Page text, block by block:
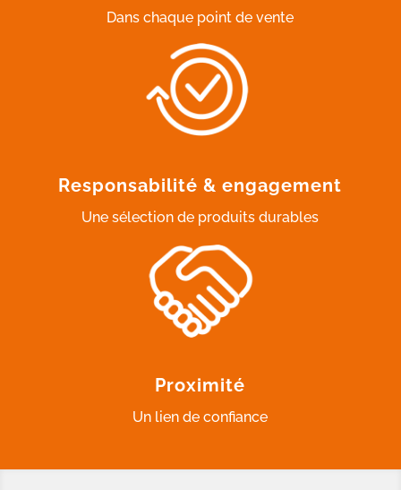
Dans chaque point de vente
Responsabilité & engagement
Une sélection de produits durables
Proximité
Un lien de confiance